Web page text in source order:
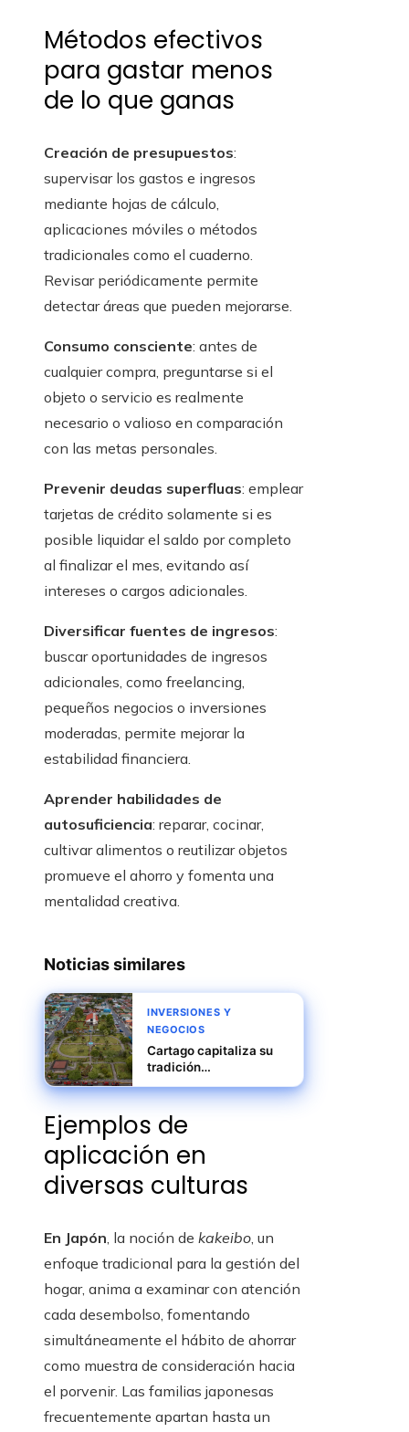
Métodos efectivos
para gastar menos
de lo que ganas
Creación de presupuestos:
supervisar los gastos e ingresos
mediante hojas de cálculo,
aplicaciones móviles o métodos
tradicionales como el cuaderno.
Revisar periódicamente permite
detectar áreas que pueden mejorarse.
Consumo consciente: antes de
cualquier compra, preguntarse si el
objeto o servicio es realmente
necesario o valioso en comparación
con las metas personales.
Prevenir deudas superfluas: emplear
tarjetas de crédito solamente si es
posible liquidar el saldo por completo
al finalizar el mes, evitando así
intereses o cargos adicionales.
Diversificar fuentes de ingresos:
buscar oportunidades de ingresos
adicionales, como freelancing,
pequeños negocios o inversiones
moderadas, permite mejorar la
estabilidad financiera.
Aprender habilidades de
autosuficiencia: reparar, cocinar,
cultivar alimentos o reutilizar objetos
promueve el ahorro y fomenta una
mentalidad creativa.
Noticias similares
INVERSIONES Y
NEGOCIOS
Cartago capitaliza su
tradición
manufacturera para
impulsar la
competitividad
internacional
Ejemplos de
aplicación en
diversas culturas
En Japón, la noción de kakeibo, un
enfoque tradicional para la gestión del
hogar, anima a examinar con atención
cada desembolso, fomentando
simultáneamente el hábito de ahorrar
como muestra de consideración hacia
el porvenir. Las familias japonesas
frecuentemente apartan hasta un